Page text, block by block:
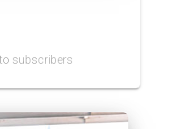
subscribers